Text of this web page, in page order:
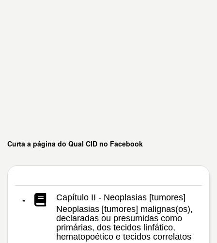
Curta a página do Qual CID no Facebook
-
Capítulo II - Neoplasias [tumores]
Neoplasias [tumores] malignas(os),
declaradas ou presumidas como
primárias, dos tecidos linfático,
hematopoético e tecidos correlatos